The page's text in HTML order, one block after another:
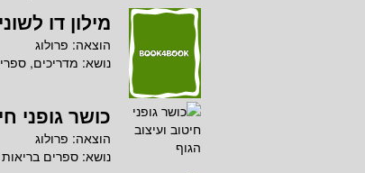
מילון דו
הוצאה: פרולוג
נושא: מדריכים,
כושר גופני
הוצאה: פרולוג
נושא: ספרים